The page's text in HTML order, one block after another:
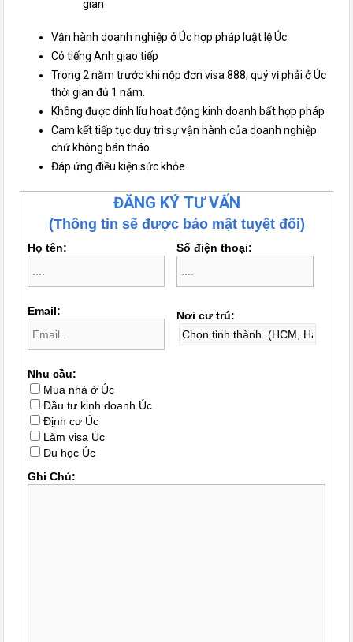
gian
Vận hành doanh nghiệp ở Úc hợp pháp luật lệ Úc
Có tiếng Anh giao tiếp
Trong 2 năm trước khi nộp đơn visa 888, quý vị phải ở Úc
thời gian đủ 1 năm.
Không được dính líu hoạt động kinh doanh bất hợp pháp
Cam kết tiếp tục duy trì sự vận hành của doanh nghiệp
chứ không bán tháo
Đáp ứng điều kiện sức khỏe.
ĐĂNG KÝ TƯ VẤN
(Thông tin sẽ được bảo mật tuyệt đối)
Họ tên: Số điện thoại:
Email: Nơi cư trú:
Nhu cầu:
Mua nhà ở Úc
Đầu tư kinh doanh Úc
Định cư Úc
Làm visa Úc
Du học Úc
Ghi Chú: